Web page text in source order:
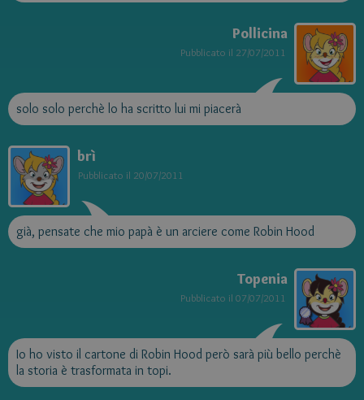
Pollicina
Pubblicato il 27/07/2011
solo solo perchè lo ha scritto lui mi piacerà
brì
Pubblicato il 20/07/2011
già, pensate che mio papà è un arciere come Robin Hood
Topenia
Pubblicato il 07/07/2011
Io ho visto il cartone di Robin Hood però sarà più bello perchè
la storia è trasformata in topi.